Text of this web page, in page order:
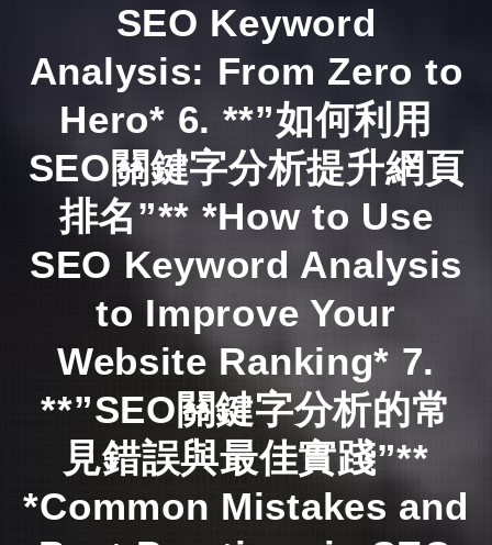
SEO Keyword
Analysis: From Zero to
Hero* 6. **”如何利用
SEO關鍵字分析提升網頁
排名”** *How to Use
SEO Keyword Analysis
to Improve Your
Website Ranking* 7.
**”SEO關鍵字分析的常
見錯誤與最佳實踐”**
*Common Mistakes and